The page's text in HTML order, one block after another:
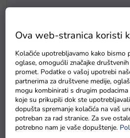
Ova web-stranica koristi
Kolačiće upotrebljavamo kako bismo
oglase, omogućili značajke
promet. Podatke o vašoj upotrebi
partnerima za društvene medije,
mogu kombinirati s drugim
koje su prikupili dok ste
dopušta spremanje kolačića na vaš
potreban za rad stranice. Za sve
potrebno nam je vaše dopuštenje.
Velká sada dřevěných hudebních
Na zalihi - dostava do 6 dana.
Detaljan opis proizvoda